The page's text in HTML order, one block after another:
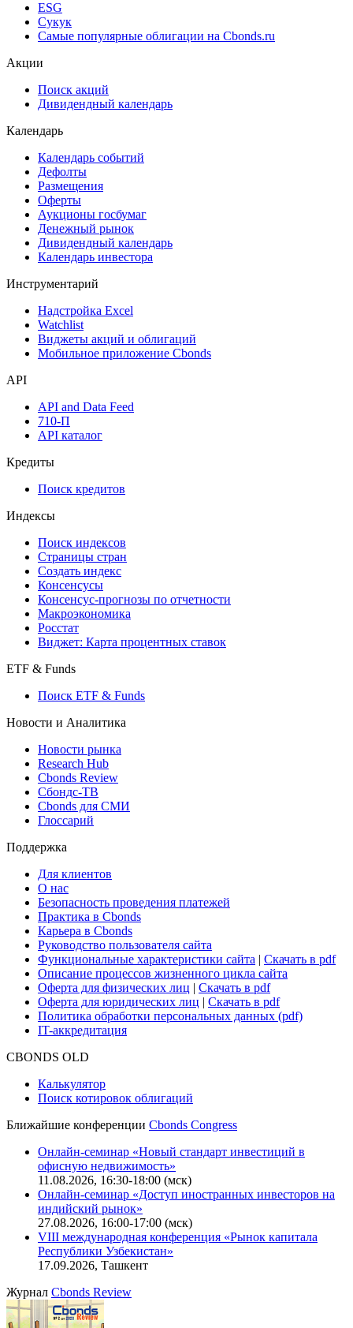
ESG
Сукук
Самые популярные облигации на Cbonds.ru
Акции
Поиск акций
Дивидендный календарь
Календарь
Календарь событий
Дефолты
Размещения
Оферты
Аукционы госбумаг
Денежный рынок
Дивидендный календарь
Календарь инвестора
Инструментарий
Надстройка Excel
Watchlist
Виджеты акций и облигаций
Мобильное приложение Cbonds
API
API and Data Feed
710-П
API каталог
Кредиты
Поиск кредитов
Индексы
Поиск индексов
Страницы стран
Создать индекс
Консенсусы
Консенсус-прогнозы по отчетности
Макроэкономика
Росстат
Виджет: Карта процентных ставок
ETF & Funds
Поиск ETF & Funds
Новости и Аналитика
Новости рынка
Research Hub
Cbonds Review
Сбондс-ТВ
Cbonds для СМИ
Глоссарий
Поддержка
Для клиентов
О нас
Безопасность проведения платежей
Практика в Cbonds
Карьера в Cbonds
Руководство пользователя сайта
Функциональные характеристики сайта | Скачать в pdf
Описание процессов жизненного цикла сайта
Оферта для физических лиц | Скачать в pdf
Оферта для юридических лиц | Скачать в pdf
Политика обработки персональных данных (pdf)
IT-аккредитация
CBONDS OLD
Калькулятор
Поиск котировок облигаций
Ближайшие конференции Cbonds Congress
Онлайн-семинар «Новый стандарт инвестиций в
офисную недвижимость»
11.08.2026, 16:30-18:00 (мск)
Онлайн-семинар «Доступ иностранных инвесторов на
индийский рынок»
27.08.2026, 16:00-17:00 (мск)
VIII международная конференция «Рынок капитала
Республики Узбекистан»
17.09.2026, Ташкент
Журнал Cbonds Review